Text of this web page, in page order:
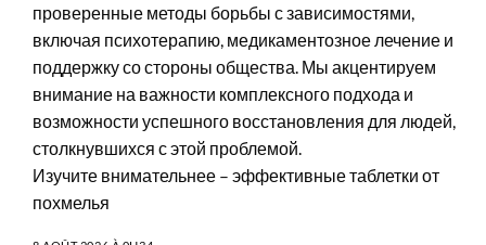
проверенные методы борьбы с зависимостями,
включая психотерапию, медикаментозное лечение и
поддержку со стороны общества. Мы акцентируем
внимание на важности комплексного подхода и
возможности успешного восстановления для людей,
столкнувшихся с этой проблемой.
Изучите внимательнее – эффективные таблетки от
похмелья